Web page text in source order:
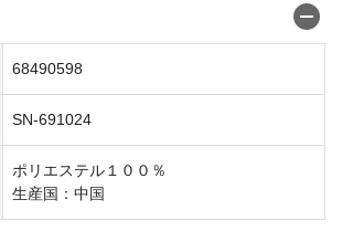
68490598
SN-691024
ポリエステル１００％
生産国：中国